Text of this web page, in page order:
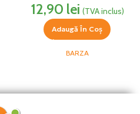
12,90 lei (TVA inclus)
Adaugă În Coș
BARZA